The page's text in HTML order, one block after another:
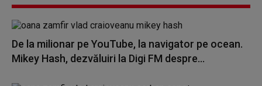
De la milionar pe YouTube, la navigator pe ocean.
Mikey Hash, dezvăluiri la Digi FM despre...